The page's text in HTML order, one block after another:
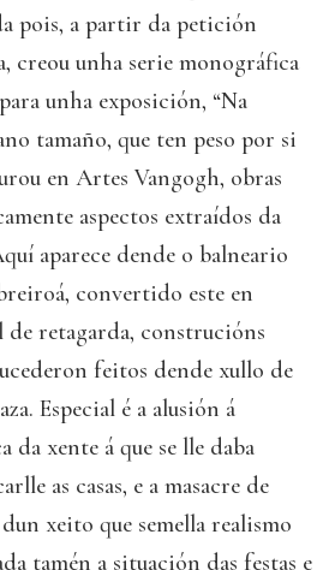
pois, a partir da petición
creou unha serie monográfica
unha exposición, “Na
tamaño, que ten peso por si
en Artes Vangogh, obras
aspectos extraídos da
aparece dende o balneario
convertido este en
retagarda, construcións
feitos dende xullo de
Especial é a alusión á
xente á que se lle daba
as casas, e a masacre de
xeito que semella realismo
tamén a situación das festas e